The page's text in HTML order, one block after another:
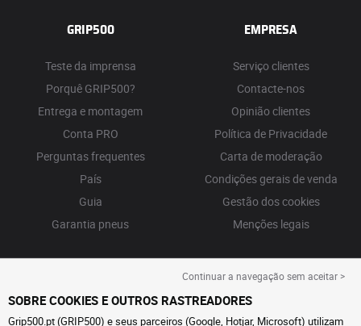
GRIP500
Teste da imprensa
Porquê GRIP500?
Entrega e montagem
Conta PRO
Perguntas frequentes
País
Guia
Garantia pneus
EMPRESA
Serviço clientes
Contacte-nos
Opinião clientes
Política de Privacidade
Carta de moderação
Condições gerais de venda
Gestão dos cookies
Menções legais
Continuar a navegação sem aceitar >
SOBRE COOKIES E OUTROS RASTREADORES
Grip500.pt (GRIP500) e seus parceiros (Google, Hotjar, Microsoft) utilizam